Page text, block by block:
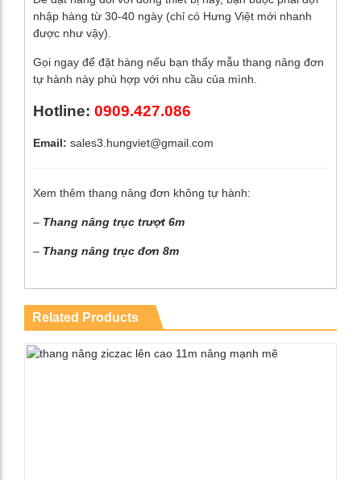
nhập hàng từ 30-40 ngày (chỉ có Hưng Việt mới nhanh
được như vậy).
Gọi ngay để đặt hàng nếu bạn thấy mẫu thang nâng đơn
tự hành này phù hợp với nhu cầu của mình.
Hotline: 0909.427.086
Email: sales3.hungviet@gmail.com
Xem thêm thang nâng đơn không tự hành:
– Thang nâng trục trượt 6m
– Thang nâng trục đơn 8m
Related Products